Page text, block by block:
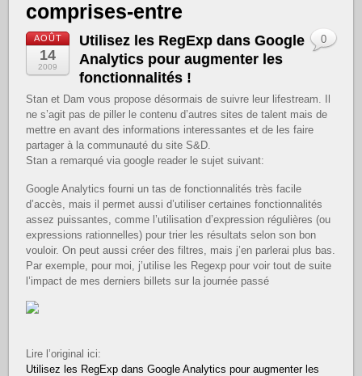
comprises-entre
AOÛT
14
2009
Utilisez les RegExp dans Google
Analytics pour augmenter les
fonctionnalités !
Stan et Dam vous propose désormais de suivre leur lifestream. Il
ne s’agit pas de piller le contenu d’autres sites de talent mais de
mettre en avant des informations interessantes et de les faire
partager à la communauté du site S&D.
Stan a remarqué via google reader le sujet suivant:
Google Analytics fourni un tas de fonctionnalités très facile
d’accès, mais il permet aussi d’utiliser certaines fonctionnalités
assez puissantes, comme l’utilisation d’expression régulières (ou
expressions rationnelles) pour trier les résultats selon son bon
vouloir. On peut aussi créer des filtres, mais j’en parlerai plus bas.
Par exemple, pour moi, j’utilise les Regexp pour voir tout de suite
l’impact de mes derniers billets sur la journée passé
Lire l’original ici:
Utilisez les RegExp dans Google Analytics pour augmenter les
0